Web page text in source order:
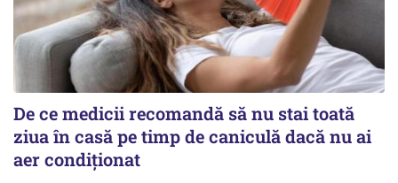
De ce medicii recomandă să nu stai toată
ziua în casă pe timp de caniculă dacă nu ai
aer condiționat